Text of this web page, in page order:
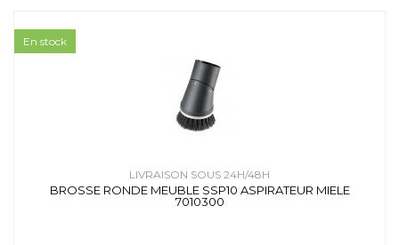
LIVRAISON SOUS 24H/48H
BROSSE RONDE MEUBLE SSP10 ASPIRATEUR MIELE
7010300
En stock